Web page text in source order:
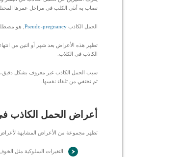
تصاب به أنثى الكلب في مراحل عمرها
الحمل الكاذب Pseudo-pregnancy , هو
تظهر هذه الأعراض بعد شهر أو اثنين من
الكاذب في الكلاب.
سبب الحمل الكاذب غير معروف بشكل دقيق،
ثم تختفي من تلقاء نفسها.
أعراض الحمل الكاذب
تظهر مجموعة من الأعراض المشابهة
التغيرات السلوكية مثل